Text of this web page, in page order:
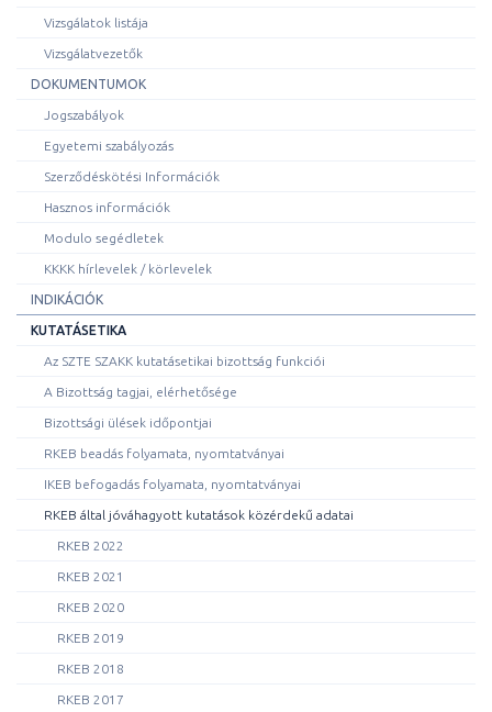
Vizsgálatok listája
Vizsgálatvezetők
DOKUMENTUMOK
Jogszabályok
Egyetemi szabályozás
Szerződéskötési Információk
Hasznos információk
Modulo segédletek
KKKK hírlevelek / körlevelek
INDIKÁCIÓK
KUTATÁSETIKA
Az SZTE SZAKK kutatásetikai bizottság funkciói
A Bizottság tagjai, elérhetősége
Bizottsági ülések időpontjai
RKEB beadás folyamata, nyomtatványai
IKEB befogadás folyamata, nyomtatványai
RKEB által jóváhagyott kutatások közérdekű adatai
RKEB 2022
RKEB 2021
RKEB 2020
RKEB 2019
RKEB 2018
RKEB 2017